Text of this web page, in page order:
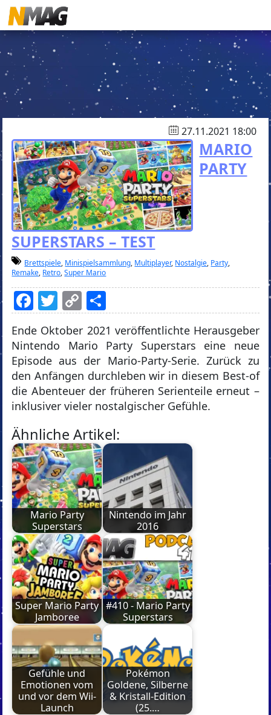
27.11.2021 18:00
MARIO
PARTY
SUPERSTARS – TEST
Brettspiele, Minispielsammlung, Multiplayer, Nostalgie, Party,
Remake, Retro,Super Mario
Facebook
Twitter
Copy
Link
Ende Oktober 2021 veröffentlichte Herausgeber
Nintendo Mario Party Superstars eine neue
Episode aus der Mario-Party-Serie. Zurück zu
den Anfängen durchleben wir in diesem Best-of
die Abenteuer der früheren Serienteile erneut –
inklusiver vieler nostalgischer Gefühle.
Ähnliche Artikel:
Mario Party
Superstars
Nintendo im Jahr
2016
Super Mario Party
Jamboree
#410 - Mario Party
Superstars
Gefühle und
Emotionen vom
und vor dem Wii-
Launch
Pokémon
Goldene, Silberne
& Kristall-Edition
(25.…